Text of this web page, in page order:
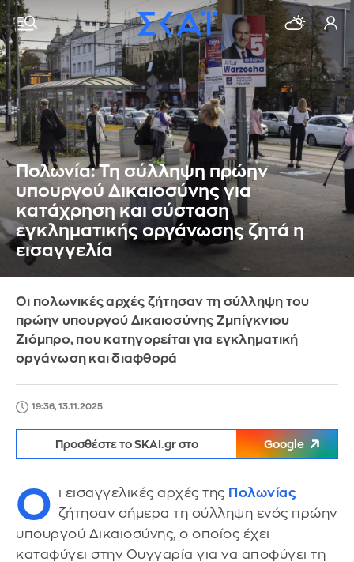
Πολωνία: Τη σύλληψη πρώην
υπουργού Δικαιοσύνης για
κατάχρηση και σύσταση
εγκληματικής οργάνωσης ζητά η
εισαγγελία
Οι πολωνικές αρχές ζήτησαν τη σύλληψη του
πρώην υπουργού Δικαιοσύνης Ζμπίγκνιου
Ζιόμπρο, που κατηγορείται για εγκληματική
οργάνωση και διαφθορά
19:36, 13.11.2025
Προσθέστε το SKAI.gr στο Google
Ο ι εισαγγελικές αρχές της Πολωνίας
ζήτησαν σήμερα τη σύλληψη ενός πρώην
υπουργού Δικαιοσύνης, ο οποίος έχει
καταφύγει στην Ουγγαρία για να αποφύγει τη